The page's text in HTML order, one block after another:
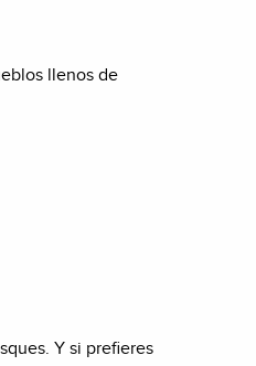
llenos de
Y si prefieres